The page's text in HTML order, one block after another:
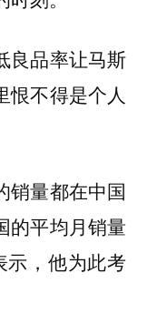
良品率让马斯
恨不得是个人
销量都在中国
的平均月销量
示，他为此考